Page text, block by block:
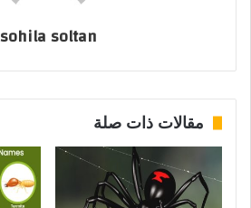
sohila soltan
مقالات ذات صلة